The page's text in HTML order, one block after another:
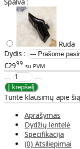
Ruda
Dydis :
€2999 su PVM
Turite klausimų apie
Aprašymas
Dydžių lentelė
Specifikacija
(0) Atsiliepimai